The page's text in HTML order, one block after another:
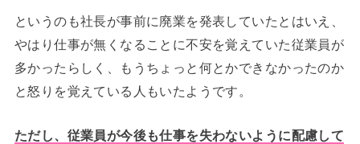
というのも社長が事前に廃業を発表していたとはいえ、
やはり仕事が無くなることに不安を覚えていた従業員が
多かったらしく、もうちょっと何とかできなかったのか
と怒りを覚えている人もいたようです。
ただし、従業員が今後も仕事を失わないように配慮して